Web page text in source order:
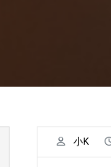
小K